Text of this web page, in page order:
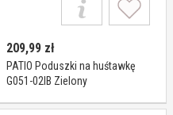
209,99 zł
PATIO Poduszki na huśtawkę
G051-02IB Zielony